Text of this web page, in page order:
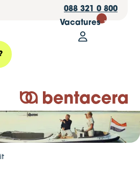
088 321 0 800
Vacatures 30
Mijn
Logo Bentacera